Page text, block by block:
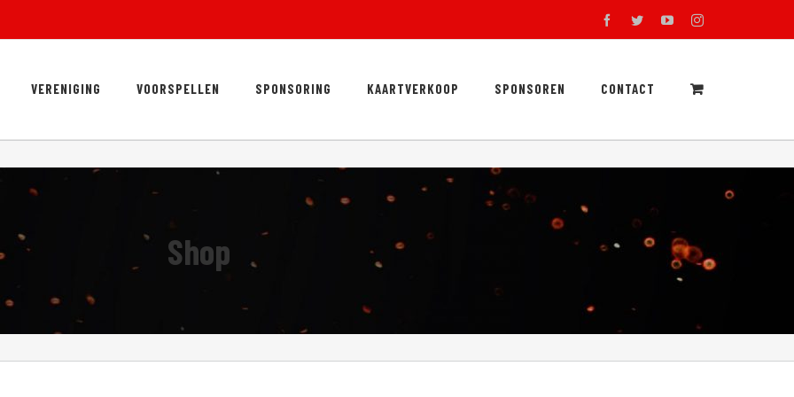
facebooktwitteryoutubeinstagram
VERENIGING VOORSPELLEN SPONSORING KAARTVERKOOP SPONSOREN CONTACT
Shop